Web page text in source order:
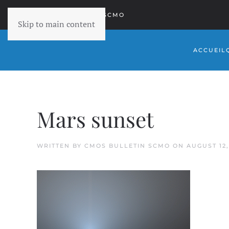
Skip to main content
RETOURNER À SCMO
ACCUEIL
Mars sunset
WRITTEN BY CMOS BULLETIN SCMO ON AUGUST